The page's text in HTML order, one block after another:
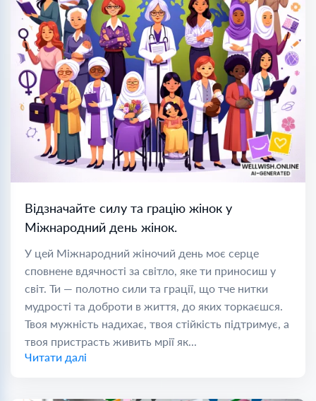
Відзначайте силу та грацію жінок у
Міжнародний день жінок.
У цей Міжнародний жіночий день моє серце
сповнене вдячності за світло, яке ти приносиш у
світ. Ти — полотно сили та грації, що тче нитки
мудрості та доброти в життя, до яких торкаєшся.
Твоя мужність надихає, твоя стійкість підтримує, а
твоя пристрасть живить мрії як...
Читати далі